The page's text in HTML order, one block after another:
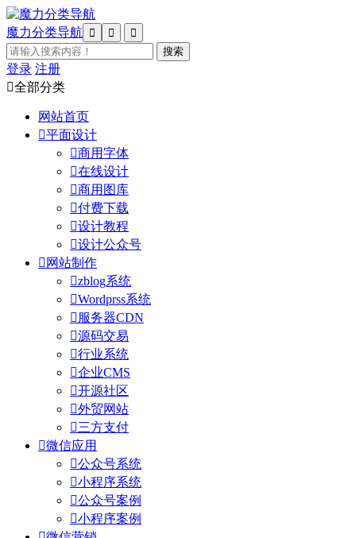
魔力分类导航   
登录 注册
全部分类
网站首页
平面设计
商用字体
在线设计
商用图库
付费下载
设计教程
设计公众号
 网站制作
zblog系统
Wordprss系统
 服务器CDN
源码交易
行业系统
企业CMS
开源社区
外贸网站
三方支付
微信应用
公众号系统
小程序系统
公众号案例
小程序案例